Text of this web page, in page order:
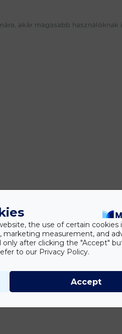
akár magasabb használóknak
the use of certain cookies
marketing measurement, and
only after clicking the "Accept"
to our Privacy Policy.
Accept